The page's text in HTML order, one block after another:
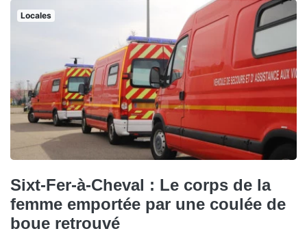
Locales
Sixt-Fer-à-Cheval : Le corps de la
femme emportée par une coulée de
boue retrouvé